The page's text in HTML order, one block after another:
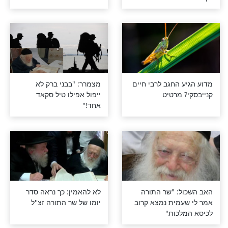
מקנאה
שטילטל את
חשיפה: הסגולה של ר'
חיים קנייבסקי זצוק"ל לכל
צרה
התנבא שר
על שעת לכתו
מפתיע: מה צריך לעשות
פני משיח?